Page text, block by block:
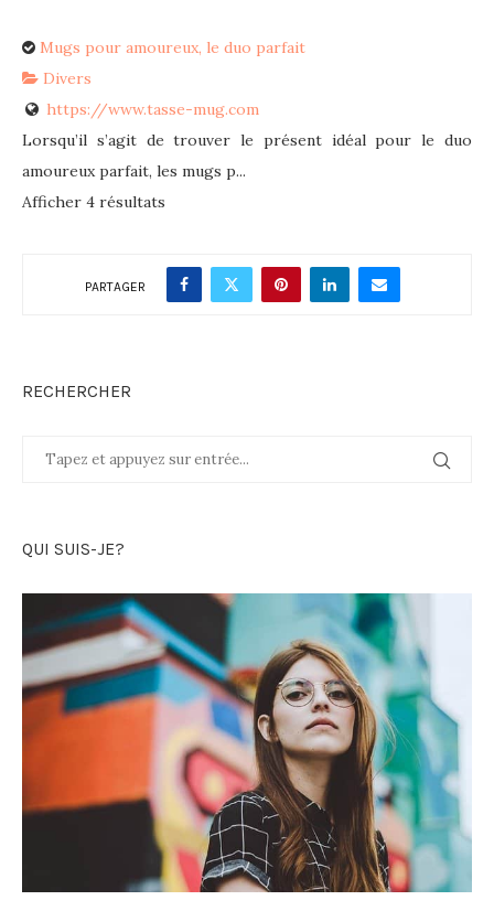
Mugs pour amoureux, le duo parfait
Divers
https://www.tasse-mug.com
Lorsqu’il s’agit de trouver le présent idéal pour le duo
amoureux parfait, les mugs p...
Afficher 4 résultats
PARTAGER
RECHERCHER
QUI SUIS-JE?